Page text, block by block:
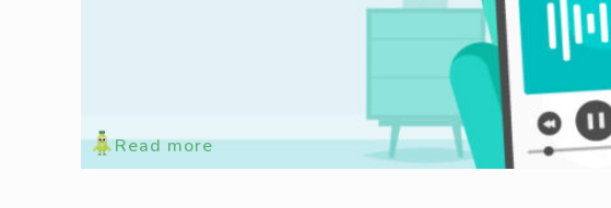
在台灣，podcast 頻道類型也越來越多元，名人專家、甚至素人都能在
Read more